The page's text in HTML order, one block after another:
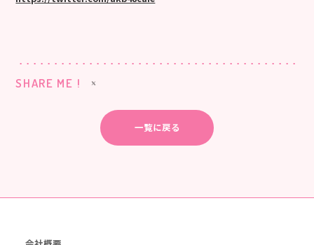
SHARE ME !
一覧に戻る